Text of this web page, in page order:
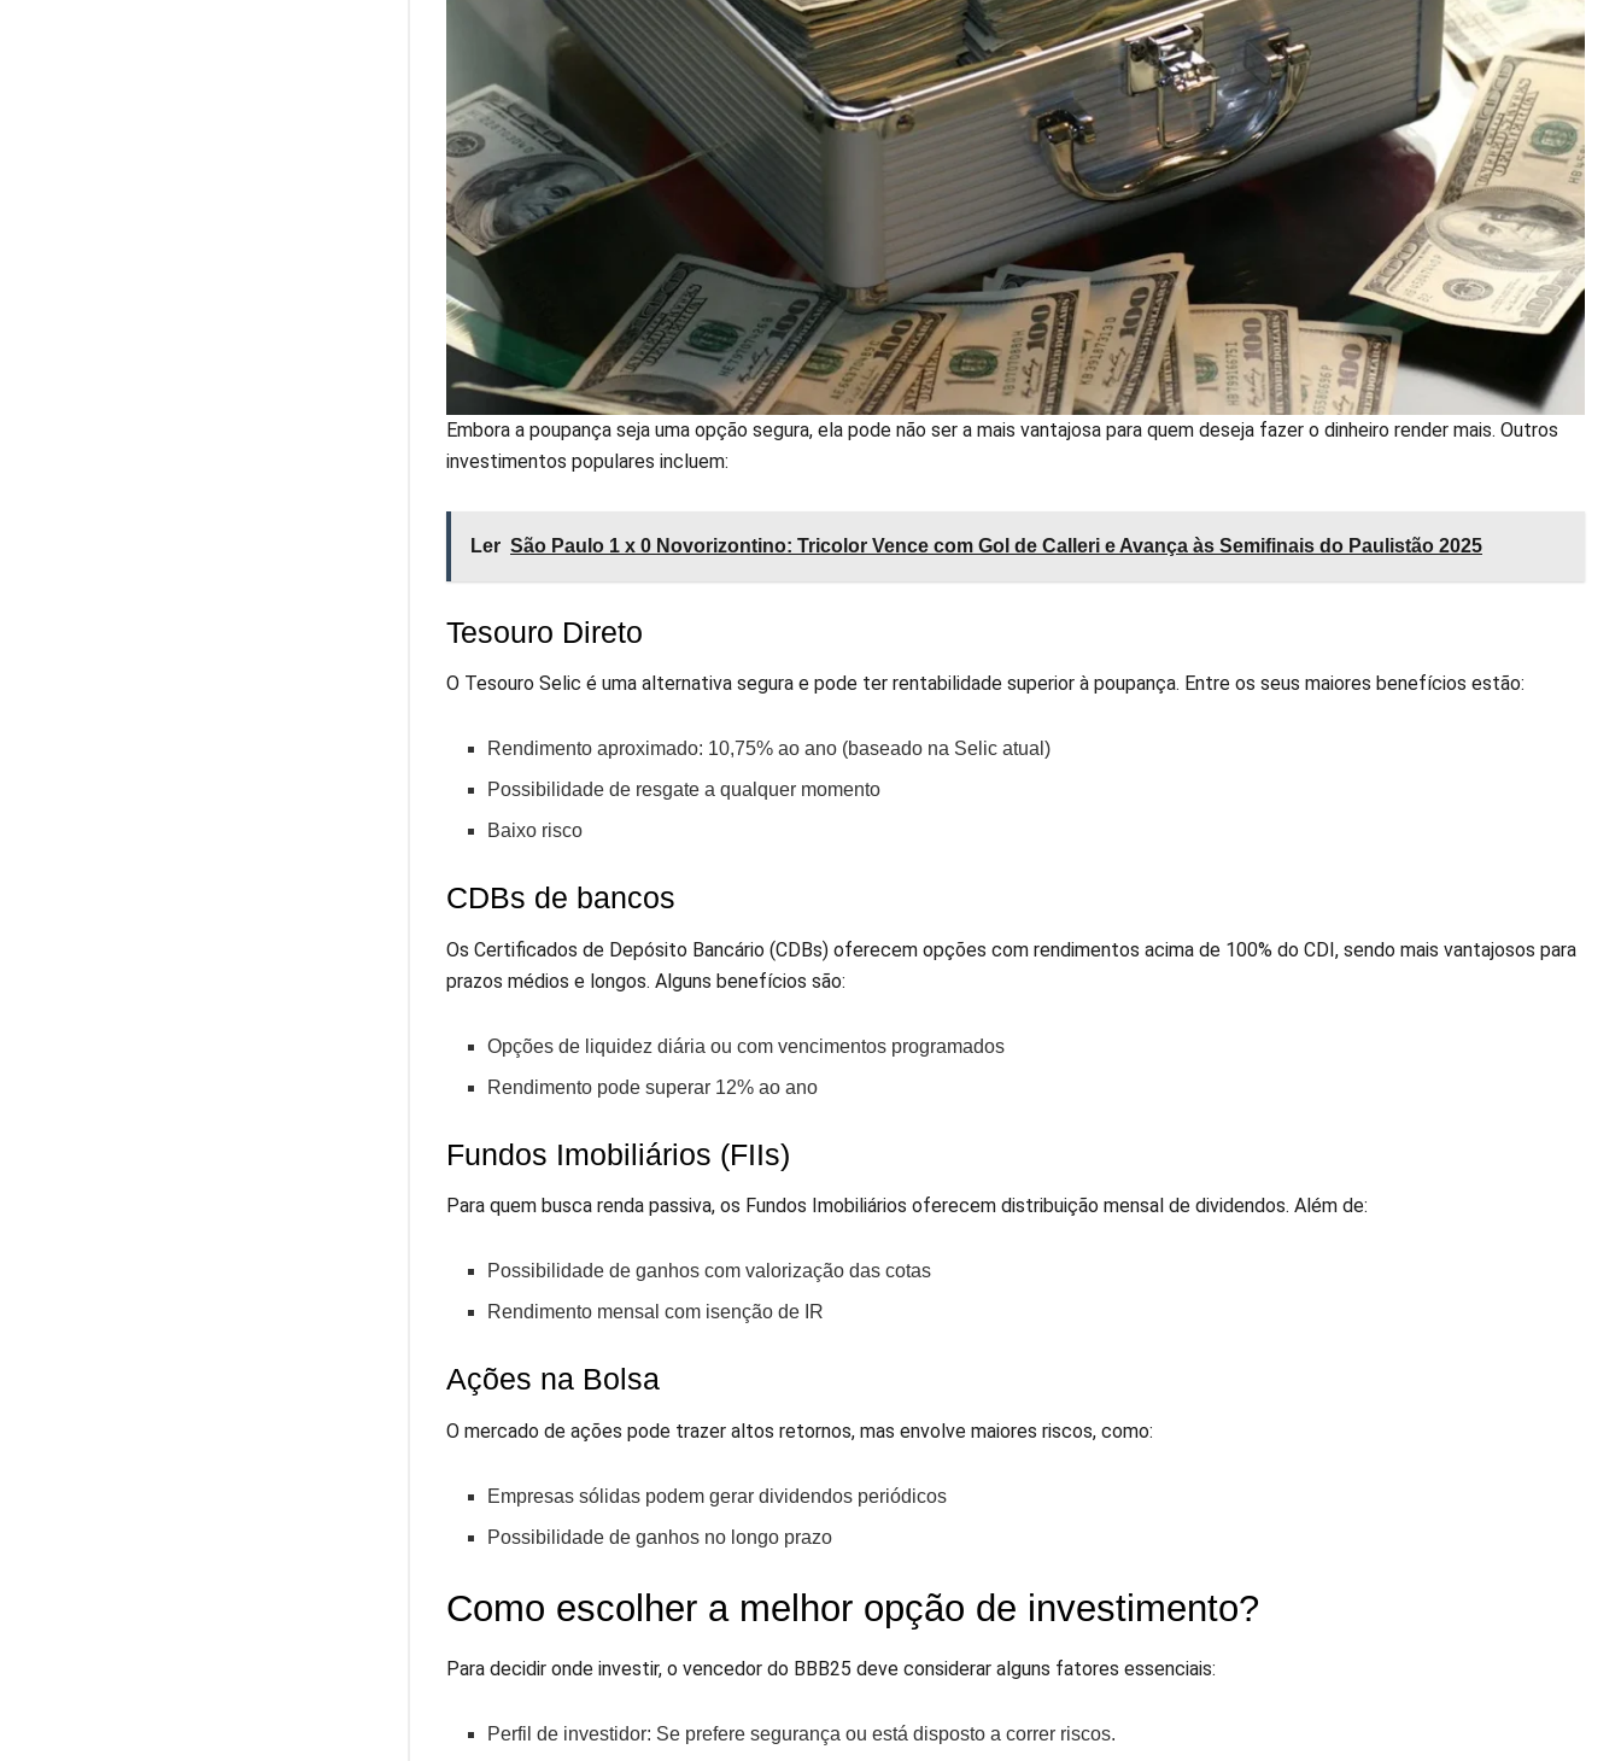
Embora a poupança seja uma opção segura, ela pode não ser a mais vantajosa para quem deseja fazer o dinheiro render mais. Outros
investimentos populares incluem:
Ler São Paulo 1 x 0 Novorizontino: Tricolor Vence com Gol de Calleri e Avança às Semifinais do Paulistão 2025
Tesouro Direto
O Tesouro Selic é uma alternativa segura e pode ter rentabilidade superior à poupança. Entre os seus maiores benefícios estão:
Rendimento aproximado: 10,75% ao ano (baseado na Selic atual)
Possibilidade de resgate a qualquer momento
Baixo risco
CDBs de bancos
Os Certificados de Depósito Bancário (CDBs) oferecem opções com rendimentos acima de 100% do CDI, sendo mais vantajosos para
prazos médios e longos. Alguns benefícios são:
Opções de liquidez diária ou com vencimentos programados
Rendimento pode superar 12% ao ano
Fundos Imobiliários (FIIs)
Para quem busca renda passiva, os Fundos Imobiliários oferecem distribuição mensal de dividendos. Além de:
Possibilidade de ganhos com valorização das cotas
Rendimento mensal com isenção de IR
Ações na Bolsa
O mercado de ações pode trazer altos retornos, mas envolve maiores riscos, como:
Empresas sólidas podem gerar dividendos periódicos
Possibilidade de ganhos no longo prazo
Como escolher a melhor opção de investimento?
Para decidir onde investir, o vencedor do BBB25 deve considerar alguns fatores essenciais:
Perfil de investidor: Se prefere segurança ou está disposto a correr riscos.